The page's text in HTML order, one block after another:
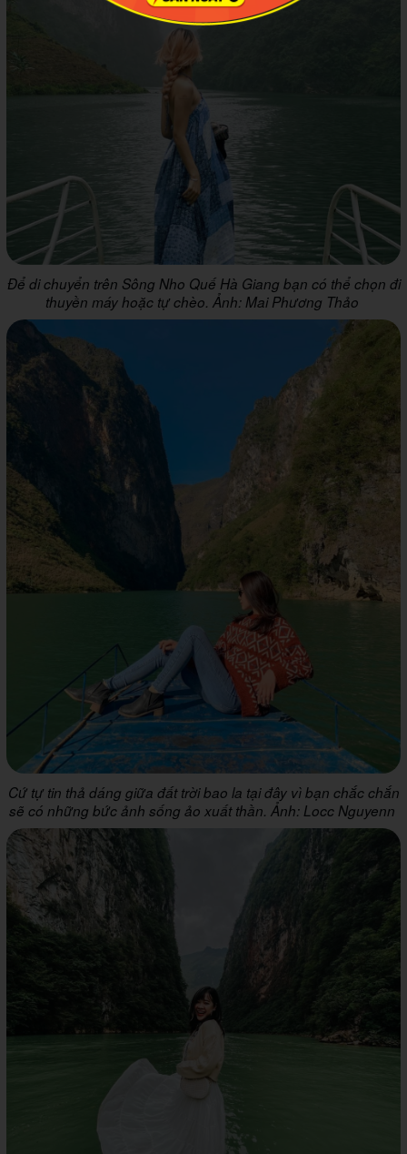
Để di chuyển trên Sông Nho Quế Hà Giang bạn có thể chọn đi
thuyền máy hoặc tự chèo. Ảnh: Mai Phương Thảo
Cứ tự tin thả dáng giữa đất trời bao la tại đây vì bạn chắc chắn
sẽ có những bức ảnh sống ảo xuất thần. Ảnh: Locc Nguyenn